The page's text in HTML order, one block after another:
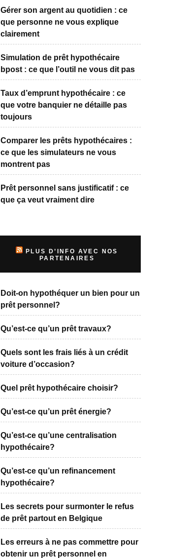
Gérer son argent au quotidien : ce
que personne ne vous explique
clairement
Simulation de prêt hypothécaire
bpost : ce que l’outil ne vous dit pas
Taux d’emprunt hypothécaire : ce
que votre banquier ne détaille pas
toujours
Comparer les prêts hypothécaires :
ce que les simulateurs ne vous
montrent pas
Prêt personnel sans justificatif : ce
que ça veut vraiment dire
PLUS D’INFO AVEC NOS
PARTENAIRES
Doit-on hypothéquer un bien pour un
prêt personnel?
Qu’est-ce qu’un prêt travaux?
Quels sont les frais liés à un crédit
voiture d’occasion?
Quel prêt hypothécaire choisir?
Qu’est-ce qu’un prêt énergie?
Qu’est-ce qu’une centralisation
hypothécaire?
Qu’est-ce qu’un refinancement
hypothécaire?
Les secrets pour surmonter le refus
de prêt partout en Belgique
Les erreurs à ne pas commettre pour
obtenir un prêt personnel en